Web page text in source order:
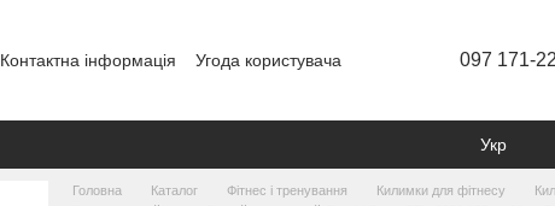
Контактна інформація
Угода користувача
097 171-
Укр
Головна Каталог Фітнес і тренування Килимки для фітнесу